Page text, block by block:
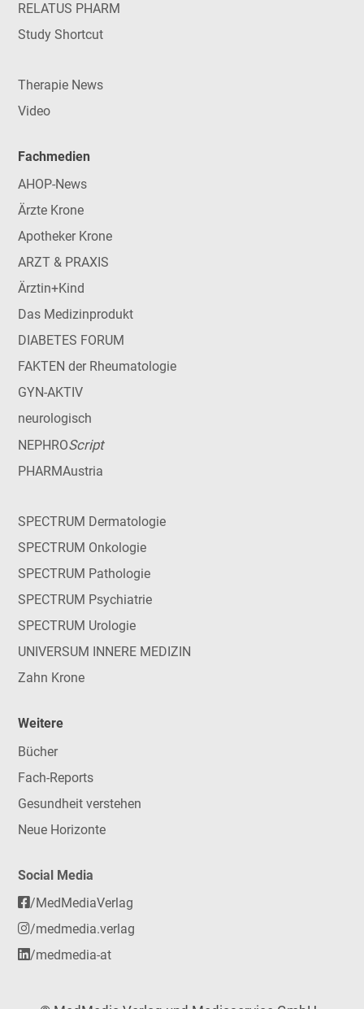
RELATUS PHARM
Study Shortcut
Therapie News
Video
Fachmedien
AHOP-News
Ärzte Krone
Apotheker Krone
ARZT & PRAXIS
Ärztin+Kind
Das Medizinprodukt
DIABETES FORUM
FAKTEN der Rheumatologie
GYN-AKTIV
neurologisch
NEPHROScript
PHARMAustria
SPECTRUM Dermatologie
SPECTRUM Onkologie
SPECTRUM Pathologie
SPECTRUM Psychiatrie
SPECTRUM Urologie
UNIVERSUM INNERE MEDIZIN
Zahn Krone
Weitere
Bücher
Fach-Reports
Gesundheit verstehen
Neue Horizonte
Social Media
/MedMediaVerlag
/medmedia.verlag
/medmedia-at